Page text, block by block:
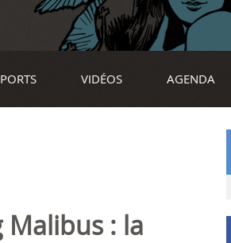
VIDÉOS AGENDA
Malibus : la